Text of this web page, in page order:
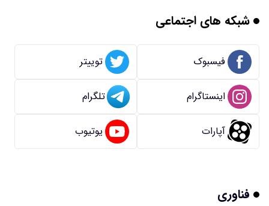
شبکه های اجتماعی
فیسبوک توییتر
اینستاگرام تلگرام
آپارات یوتیوب
فناوری